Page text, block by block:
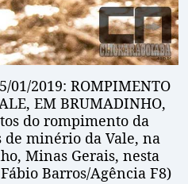
01/2019: ROMPIMENTO
EM BRUMADINHO,
do rompimento da
minério da Vale, na
Minas Gerais, nesta
Barros/Agência F8)